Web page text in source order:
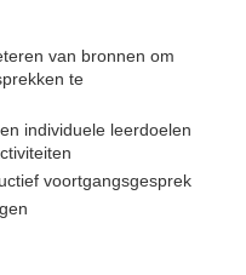
van bronnen om
te
individuele leerdoelen
voortgangsgesprek